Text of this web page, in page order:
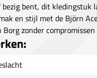
bent, dit kledingstuk
en stijl met de Björn
zonder